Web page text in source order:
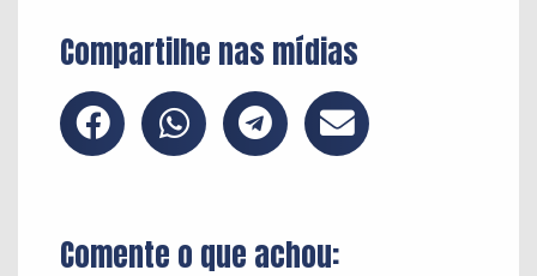
Compartilhe nas mídias
Comente o que achou: